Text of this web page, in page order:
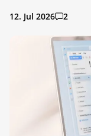
12. Jul 2026 2